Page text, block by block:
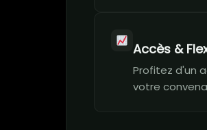
Accès &
Profitez d'un
votre